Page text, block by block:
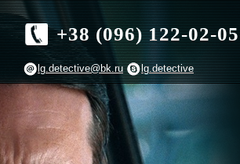
+38 (096) 122-02-05
lg.detective@bk.ru lg.detective